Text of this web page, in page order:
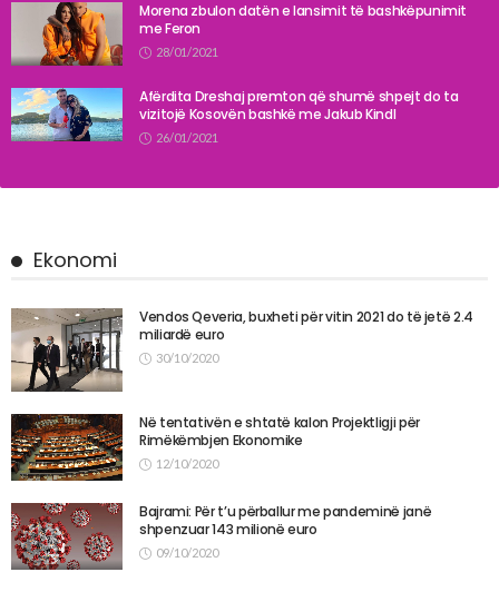
Morena zbulon datën e lansimit të bashkëpunimit
me Feron
28/01/2021
Afërdita Dreshaj premton që shumë shpejt do ta
vizitojë Kosovën bashkë me Jakub Kindl
26/01/2021
Ekonomi
Vendos Qeveria, buxheti për vitin 2021 do të jetë 2.4
miliardë euro
30/10/2020
Në tentativën e shtatë kalon Projektligji për
Rimëkëmbjen Ekonomike
12/10/2020
Bajrami: Për t’u përballur me pandeminë janë
shpenzuar 143 milionë euro
09/10/2020